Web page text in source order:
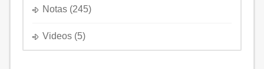
Notas (245)
Videos (5)